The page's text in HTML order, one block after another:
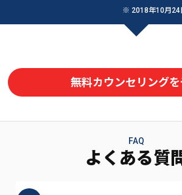
※ 2018年10月24
無料カウンセリング
FAQ
よくある質